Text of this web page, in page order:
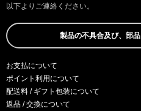
以下よりご連絡ください。
製品の不具合及び、部
お支払について
ポイント利用について
配送料 / ギフト包装について
返品 / 交換について